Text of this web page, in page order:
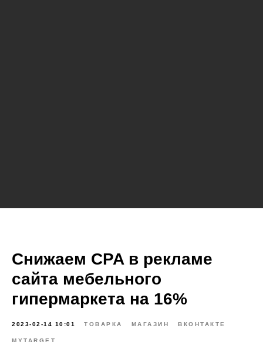
Снижаем CPA в рекламе
сайта мебельного
гипермаркета на 16%
2023-02-14 10:01 ТОВАРКА МАГАЗИН ВКОНТАКТЕ
MYTARGET